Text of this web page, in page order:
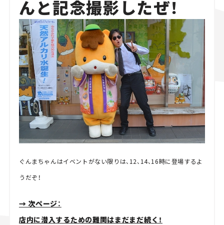
んと記念撮影したぜ！
ぐんまちゃんはイベントがない限りは、12、14、16時に登場するよ
うだぞ！
→ 次ページ：
店内に潜入するための難関はまだまだ続く！